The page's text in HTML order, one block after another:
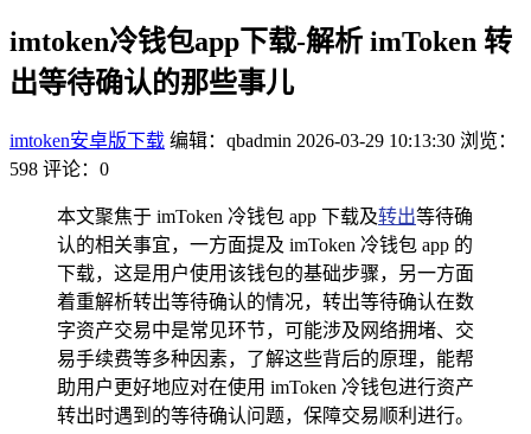
imtoken冷钱包app下载-解析 imToken 转
出等待确认的那些事儿
imtoken安卓版下载 编辑：qbadmin 2026-03-29 10:13:30 浏览：
598 评论：0
本文聚焦于 imToken 冷钱包 app 下载及转出等待确
认的相关事宜，一方面提及 imToken 冷钱包 app 的
下载，这是用户使用该钱包的基础步骤，另一方面
着重解析转出等待确认的情况，转出等待确认在数
字资产交易中是常见环节，可能涉及网络拥堵、交
易手续费等多种因素，了解这些背后的原理，能帮
助用户更好地应对在使用 imToken 冷钱包进行资产
转出时遇到的等待确认问题，保障交易顺利进行。